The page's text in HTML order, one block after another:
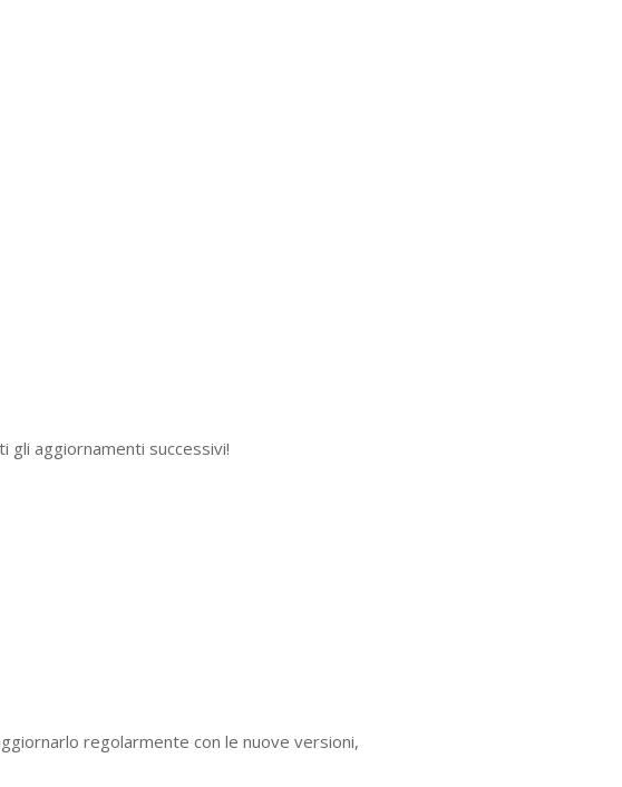
gli aggiornamenti successivi!
regolarmente con le nuove versioni,